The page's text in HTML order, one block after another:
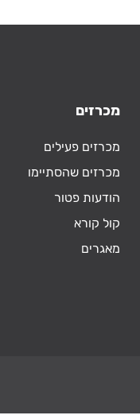
מכרזים
מכרזים פעילים
מכרזים שהסתיימו
הודעות פטור
קול קורא
מאגרים